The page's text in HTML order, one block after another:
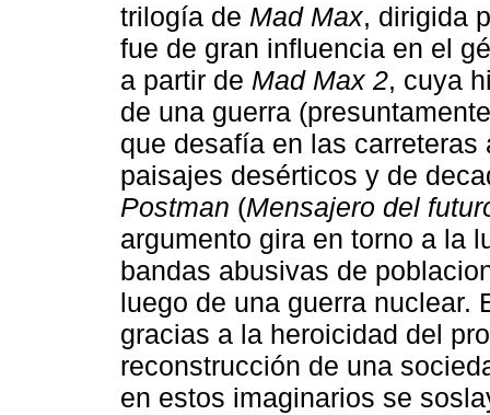
trilogía de Mad Max, dirigida
fue de gran influencia en el
a partir de Mad Max 2, cuya
de una guerra
que desafía en las
paisajes desérticos y de
Postman (Mensajero del
argumento gira en torno a la
bandas abusivas de
luego de una guerra nuclear.
gracias a la heroicidad del
reconstrucción de una
en estos imaginarios se